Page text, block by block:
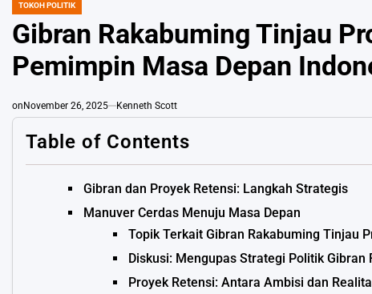
POSTED
TOKOH POLITIK
Gibran Rakabuming Tinjau
Pemimpin Masa Depan
on November 26, 2025 Kenneth Scott
Table of Contents
Gibran dan Proyek Retensi: Langkah Strategis
Manuver Cerdas Menuju Masa Depan
Topik Terkait Gibran Rakabuming Tinjau
Diskusi: Mengupas Strategi Politik Gibran
Proyek Retensi: Antara Ambisi dan